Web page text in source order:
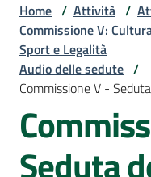
Assemblea
Attività
Home / Attività /
Commissione V:
Sport e Legalità
Audio delle sedute /
Commissione V -
Seduta